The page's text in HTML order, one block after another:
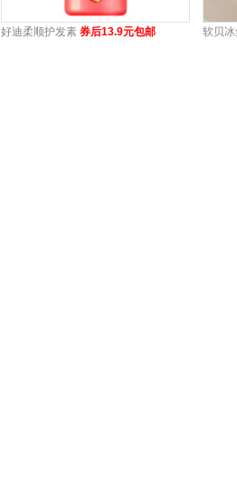
好迪柔顺护发素 券后13.9元包邮 软贝